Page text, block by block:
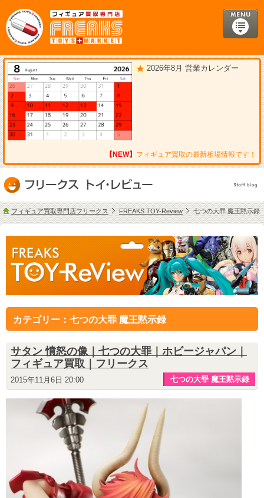
2026年8月 営業カレンダー
【NEW】 フィギュア買取の最新相場情報です！
フィギュア買取専門店フリークス FREAKS TOY-Review 七つの大罪 魔王黙示録
カテゴリー：七つの大罪 魔王黙示録
サタン 憤怒の像｜七つの大罪｜ホビージャパン｜
フィギュア買取｜フリークス
2015年11月6日 20:00 七つの大罪 魔王黙示録